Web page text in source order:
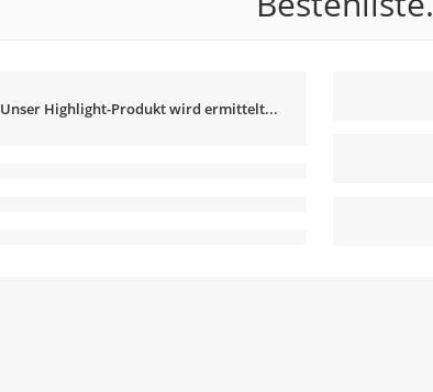
Unser Highlight-Produkt wird ermittelt...